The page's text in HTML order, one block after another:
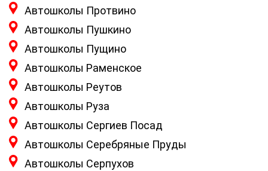
Автошколы Протвино
Автошколы Пушкино
Автошколы Пущино
Автошколы Раменское
Автошколы Реутов
Автошколы Руза
Автошколы Сергиев Посад
Автошколы Серебряные Пруды
Автошколы Серпухов